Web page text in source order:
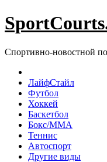
Спортивно-новостной
ЛайфСтайл
Футбол
Хоккей
Баскетбол
Бокс/MMA
Теннис
Автоспорт
Другие виды